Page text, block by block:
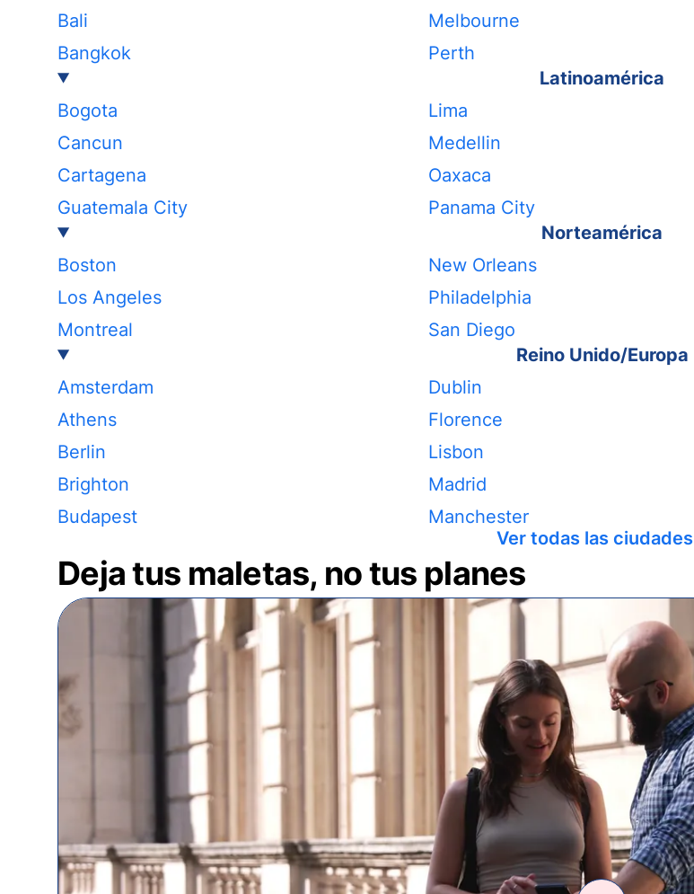
Bali
Bangkok
Melbourne
Perth
Latinoamérica
Bogota
Cancun
Cartagena
Guatemala City
Lima
Medellin
Oaxaca
Panama City
Norteamérica
Boston
Los Angeles
Montreal
New Orleans
Philadelphia
San Diego
Reino Unido/Europa
Amsterdam
Athens
Berlin
Brighton
Budapest
Dublin
Florence
Lisbon
Madrid
Manchester
Ver todas las ciudades
Deja tus maletas, no tus planes